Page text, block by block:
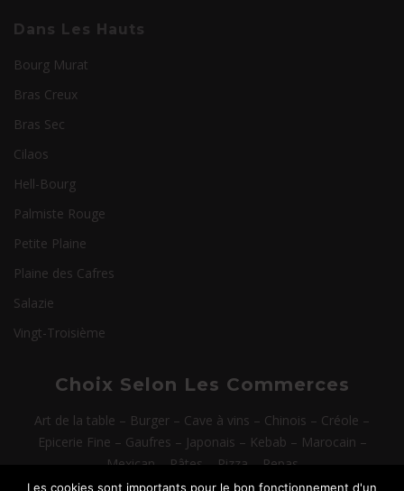
Dans Les Hauts
Bourg Murat
Bras Creux
Bras Sec
Cilaos
Hell-Bourg
Palmiste Rouge
Petite Plaine
Plaine des Cafres
Salazie
Vingt-Troisième
Choix Selon Les Commerces
Art de la table – Burger – Cave à vins – Chinois – Créole –
Epicerie Fine – Gaufres – Japonais – Kebab – Marocain –
Mexican
Pâtes Pizza
Repas
Les cookies sont importants pour le bon fonctionnement d'un